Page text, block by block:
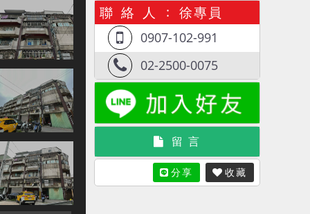
聯 絡 人 徐專員
0907-102-991
02-2500-0075
留 言
分享 收藏